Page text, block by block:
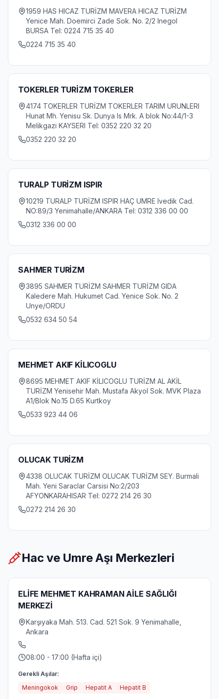
1959 HAS HICAZ TURİZM MAVERA HICAZ TURİZM
Yenice Mah. Doemirci Zade Sok. No. 2/2 Inegol
BURSA Tel: 0224 715 35 40
0224 715 35 40
TOKERLER TURİZM TOKERLER
4174 TOKERLER TURİZM TOKERLER TARIM URUNLERI
Hunat Mh. Yenisu Sk. Dunya Is Mrk. A blok No:44/1-3
Melikgazi KAYSERI Tel: 0352 220 32 20
0352 220 32 20
TURALP TURİZM ISPIR
10219 TURALP TURİZM ISPIR HAÇ UMRE Ivedik Cad.
NO:89/3 Yenimahalle/ANKARA Tel: 0312 336 00 00
0312 336 00 00
SAHMER TURİZM
3895 SAHMER TURİZM SAHMER TURİZM GIDA
Kaledere Mah. Hukumet Cad. Yenice Sok. No. 2
Unye/ORDU
0532 634 50 54
MEHMET AKIF KİLICOGLU
8695 MEHMET AKIF KİLICOGLU TURİZM AL AKİL
TURİZM Yenisehir Mah. Mustafa Akyol Sok. MVK Plaza
A1/Blok No.15 D.65 Kurtkoy
0533 923 44 06
OLUCAK TURİZM
4338 OLUCAK TURİZM OLUCAK TURİZM SEY. Burmali
Mah. Yeni Saraclar Carsisi No:2/203
AFYONKARAHISAR Tel: 0272 214 26 30
0272 214 26 30
Hac ve Umre Aşı Merkezleri
ELİFE MEHMET KAHRAMAN AİLE SAĞLIĞI
MERKEZİ
Karşıyaka Mah. 513. Cad. 521 Sok. 9 Yenimahalle,
Ankara
08:00 - 17:00 (Hafta içi)
Gerekli Aşılar:
Meningokok
Grip Hepatit A Hepatit B